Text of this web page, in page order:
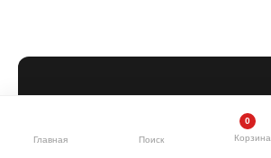
ЛЕТ ОПЫТА СТРАН ЭКСПОРТА
Главная Поиск
0
Корзина